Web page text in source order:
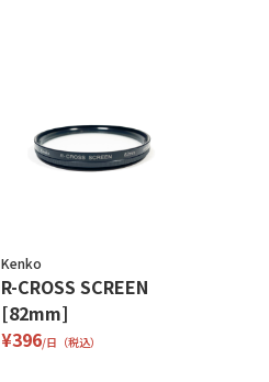
Kenko
R-CROSS SCREEN
[82mm]
¥396/日（税込）